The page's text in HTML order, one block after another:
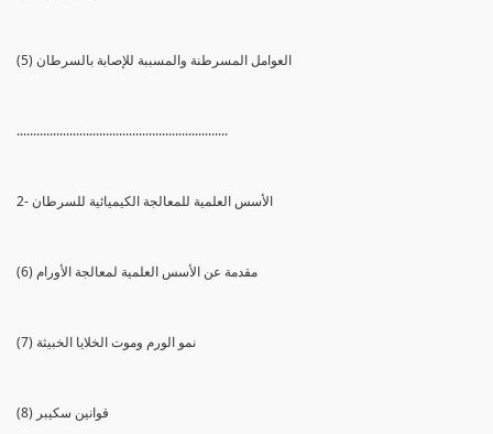
(5) العوامل المسرطنة والمسببة للإصابة بالسرطان
................................................................
2- الأسس العلمية للمعالجة الكيميائية للسرطان
(6) مقدمة عن الأسس العلمية لمعالجة الأورام
(7) نمو الورم وموت الخلايا الخبيثة
(8) قوانين سكيبر